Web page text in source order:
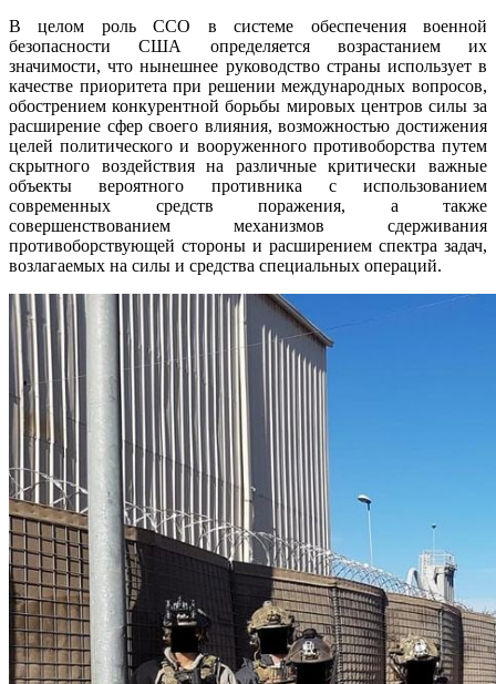
В целом роль ССО в системе обеспечения военной
безопасности США определяется возрастанием их
значимости, что нынешнее руководство страны использует в
качестве приоритета при решении международных вопросов,
обострением конкурентной борьбы мировых центров силы за
расширение сфер своего влияния, возможностью достижения
целей политического и вооруженного противоборства путем
скрытного воздействия на различные критически важные
объекты вероятного противника с использованием
современных средств поражения, а также
совершенствованием механизмов сдерживания
противоборствующей стороны и расширением спектра задач,
возлагаемых на силы и средства специальных операций.